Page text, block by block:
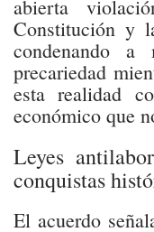
abierta
Constitución y
condenando
precariedad
esta realidad
económico que
Leyes
conquistas
El acuerdo